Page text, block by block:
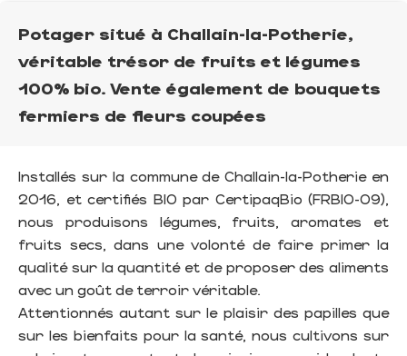
Potager situé à Challain-la-Potherie,
véritable trésor de fruits et légumes
100% bio. Vente également de bouquets
fermiers de fleurs coupées
Installés sur la commune de Challain-la-Potherie en
2016, et certifiés BIO par CertipaqBio (FRBIO-09),
nous produisons légumes, fruits, aromates et
fruits secs, dans une volonté de faire primer la
qualité sur la quantité et de proposer des aliments
avec un goût de terroir véritable.
Attentionnés autant sur le plaisir des papilles que
sur les bienfaits pour la santé, nous cultivons sur